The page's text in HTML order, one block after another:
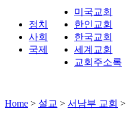
정치
사회
국제
미국교회
한인교회
한국교회
세계교회
교회주소록
Home > 설교 > 서남부 교회 >